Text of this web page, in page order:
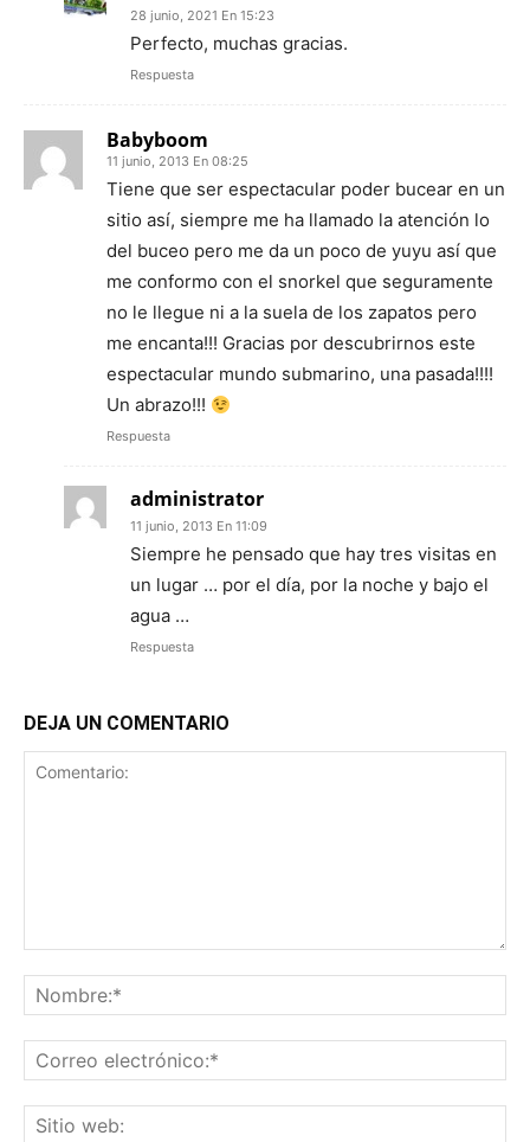
28 junio, 2021 En 15:23
Perfecto, muchas gracias.
Respuesta
Babyboom
11 junio, 2013 En 08:25
Tiene que ser espectacular poder bucear en un
sitio así, siempre me ha llamado la atención lo
del buceo pero me da un poco de yuyu así que
me conformo con el snorkel que seguramente
no le llegue ni a la suela de los zapatos pero
me encanta!!! Gracias por descubrirnos este
espectacular mundo submarino, una pasada!!!!
Un abrazo!!!
Respuesta
administrator
11 junio, 2013 En 11:09
Siempre he pensado que hay tres visitas en
un lugar … por el día, por la noche y bajo el
agua …
Respuesta
DEJA UN COMENTARIO